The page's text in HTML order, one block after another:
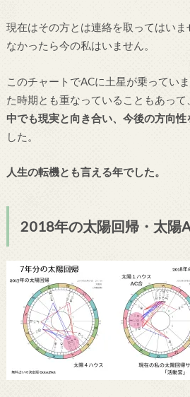
現在はその方とは連絡を取ってはい
なかったら今の私はいません。
このチャートでACに土星が乗ってい
た時期とも重なっていることもあって
中でも現実と向き合い、今後の方向
した。
人生の転機とも言える年でした。
2018年の太陽回帰・太陽